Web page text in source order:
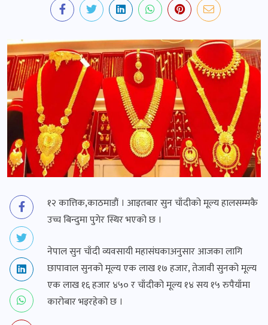
१२ कात्तिक,काठमाडौं । आइतबार सुन चाँदीको मूल्य हालसम्मकै
उच्च बिन्दुमा पुगेर स्थिर भएको छ ।
नेपाल सुन चाँदी व्यवसायी महासंघकाअनुसार आजका लागि
छापावाल सुनको मूल्य एक लाख १७ हजार, तेजावी सुनको मूल्य
एक लाख १६ हजार ४५० र चाँदीको मूल्य १४ सय १५ रुपैयाँमा
कारोबार भइरहेको छ ।